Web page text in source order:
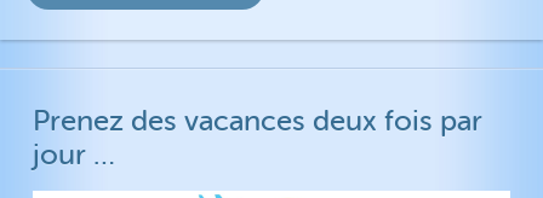
Prenez des vacances deux fois par
jour …